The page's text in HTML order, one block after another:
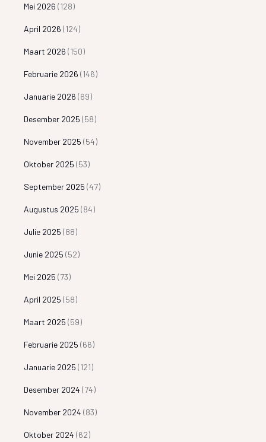
Mei 2026 (128)
April 2026 (124)
Maart 2026 (150)
Februarie 2026 (146)
Januarie 2026 (69)
Desember 2025 (58)
November 2025 (54)
Oktober 2025 (53)
September 2025 (47)
Augustus 2025 (84)
Julie 2025 (88)
Junie 2025 (52)
Mei 2025 (73)
April 2025 (58)
Maart 2025 (59)
Februarie 2025 (66)
Januarie 2025 (121)
Desember 2024 (74)
November 2024 (83)
Oktober 2024 (62)